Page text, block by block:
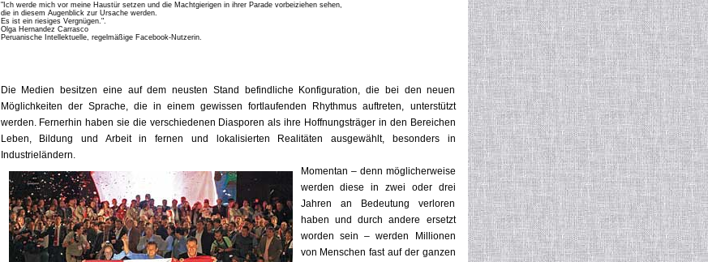
"Ich werde mich vor meine Haustür setzen und die Machtgierigen in ihrer Parade vorbeiziehen sehen,
die in diesem Augenblick zur Ursache werden.
Es ist ein riesiges Vergnügen.".
Olga Hernandez Carrasco
Peruanische Intellektuelle, regelmäßige Facebook-Nutzerin.
Die Medien besitzen eine auf dem neusten Stand befindliche Konfiguration, die bei den neuen
Möglichkeiten der Sprache, die in einem gewissen fortlaufenden Rhythmus auftreten, unterstützt
werden. Fernerhin haben sie die verschiedenen Diasporen als ihre Hoffnungsträger in den Bereichen
Leben, Bildung und Arbeit in fernen und lokalisierten Realitäten ausgewählt, besonders in
Industrieländern.
Momentan – denn möglicherweise
werden diese in zwei oder drei
Jahren an Bedeutung verloren
haben und durch andere ersetzt
worden sein – werden Millionen
von Menschen fast auf der ganzen